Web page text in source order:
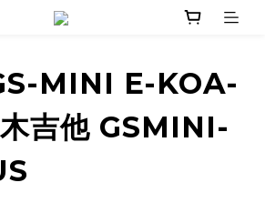
MINI E-KOA-
吉他 GSMINI-